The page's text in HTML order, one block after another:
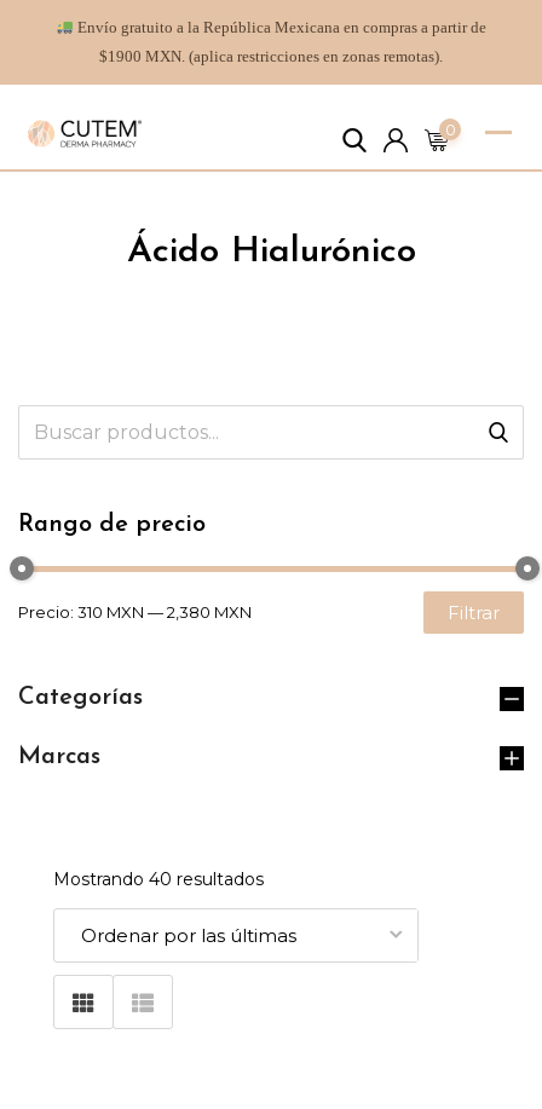
Envío gratuito a la República Mexicana en compras a partir de
$1900 MXN. (aplica restricciones en zonas remotas).
0
Ácido Hialurónico
Rango de precio
Filtrar
Precio: 310 MXN —2,380 MXN
Categorías
Marcas
Mostrando 40 resultados